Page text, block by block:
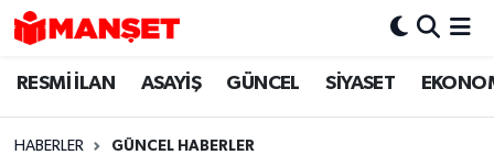
RESMİ İLAN ASAYİŞ GÜNCEL SİYASET
HABERLER GÜNCEL HABERLER
Hava Durumu
Trafik Durumu